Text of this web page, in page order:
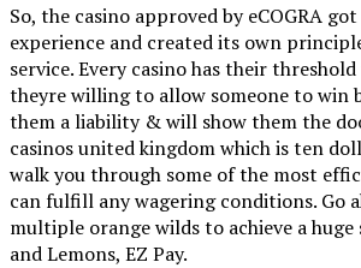
So, the casino approved by eCOGRA
experience and created its own
service. Every casino has their
theyre willing to allow someone to win
them a liability & will show them the
casinos united kingdom which is ten
walk you through some of the most
can fulfill any wagering conditions. Go
multiple orange wilds to achieve a huge
and Lemons, EZ Pay.